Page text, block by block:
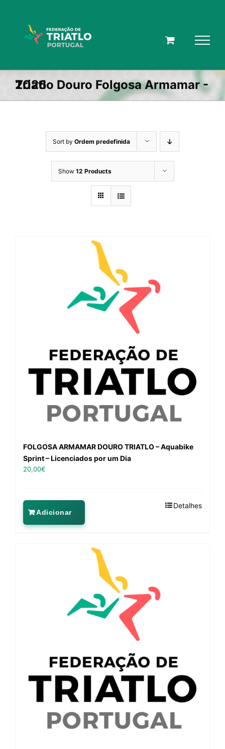
Triatlo Douro Folgosa Armamar - 2026
Sort by Ordem predefinida
Show 12 Products
FOLGOSA ARMAMAR DOURO TRIATLO – Aquabike
Sprint – Licenciados por um Dia
20,00€
Adicionar
Detalhes